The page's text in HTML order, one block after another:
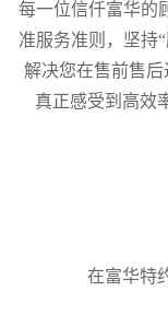
每一位信仟富华的
准服务准则，坚持
解决您在售前售
真正感受到高效
在富华特